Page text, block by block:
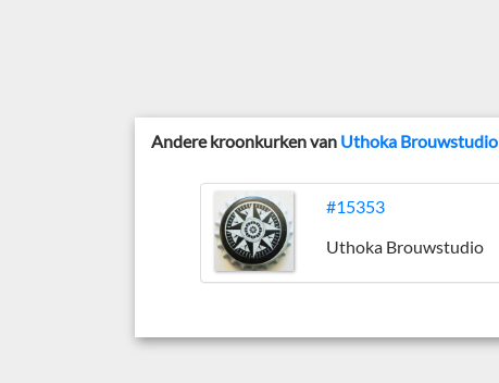
Andere kroonkurken van Uthoka Brouwstudio
#15353
Uthoka Brouwstudio